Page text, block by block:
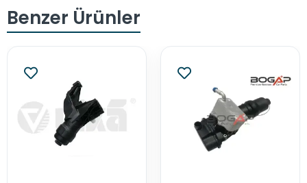
Benzer Ürünler